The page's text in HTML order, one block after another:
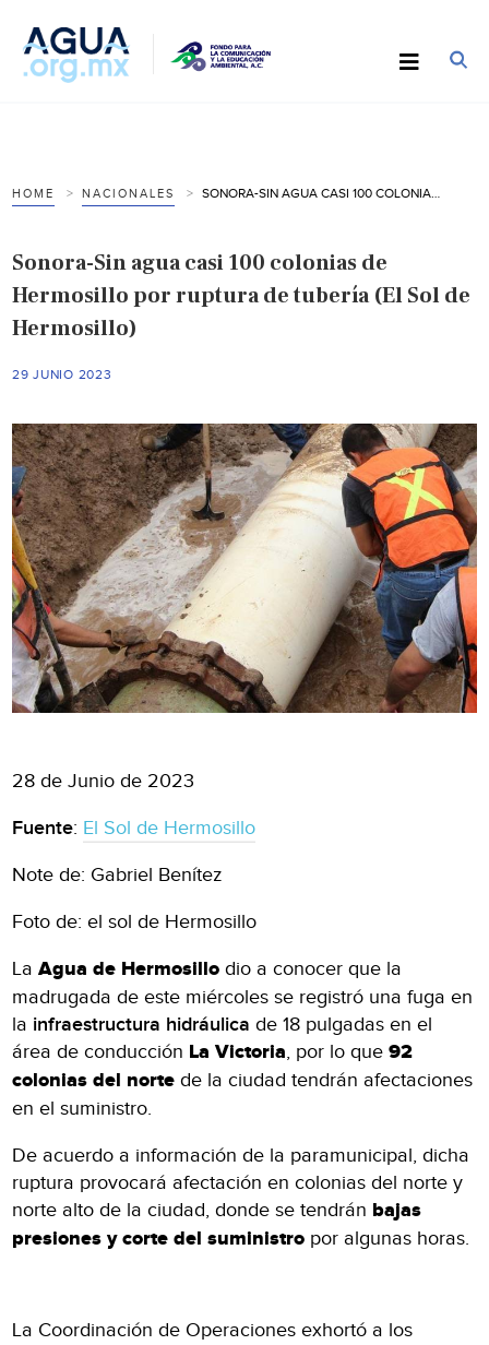
HOME NACIONALES
Sonora-Sin agua casi 100 colonias de
Hermosillo por ruptura de tubería (El Sol de
Hermosillo)
29 JUNIO 2023
28 de Junio de 2023
Fuente: El Sol de Hermosillo
Note de: Gabriel Benítez
Foto de: el sol de Hermosillo
LaAgua de Hermosillo dio a conocer que la
madrugada de este miércoles se registró una fuga en
la infraestructura hidráulica de 18 pulgadas en el
área de conducción La Victoria, por lo que92
colonias del norte de la ciudad tendrán afectaciones
en el suministro.
De acuerdo a información de la paramunicipal, dicha
ruptura provocará afectación en colonias del norte y
norte alto de la ciudad, donde se tendrán bajas
presiones y corte del suministro por algunas horas.
La Coordinación de Operaciones exhortó a los